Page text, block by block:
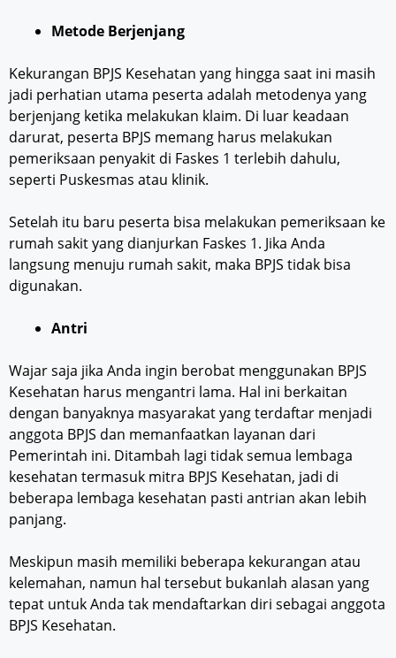
Metode Berjenjang
Kekurangan BPJS Kesehatan yang hingga saat ini masih
jadi perhatian utama peserta adalah metodenya yang
berjenjang ketika melakukan klaim. Di luar keadaan
darurat, peserta BPJS memang harus melakukan
pemeriksaan penyakit di Faskes 1 terlebih dahulu,
seperti Puskesmas atau klinik.
Setelah itu baru peserta bisa melakukan pemeriksaan ke
rumah sakit yang dianjurkan Faskes 1. Jika Anda
langsung menuju rumah sakit, maka BPJS tidak bisa
digunakan.
Antri
Wajar saja jika Anda ingin berobat menggunakan BPJS
Kesehatan harus mengantri lama. Hal ini berkaitan
dengan banyaknya masyarakat yang terdaftar menjadi
anggota BPJS dan memanfaatkan layanan dari
Pemerintah ini. Ditambah lagi tidak semua lembaga
kesehatan termasuk mitra BPJS Kesehatan, jadi di
beberapa lembaga kesehatan pasti antrian akan lebih
panjang.
Meskipun masih memiliki beberapa kekurangan atau
kelemahan, namun hal tersebut bukanlah alasan yang
tepat untuk Anda tak mendaftarkan diri sebagai anggota
BPJS Kesehatan.